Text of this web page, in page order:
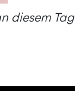
diesem Tag